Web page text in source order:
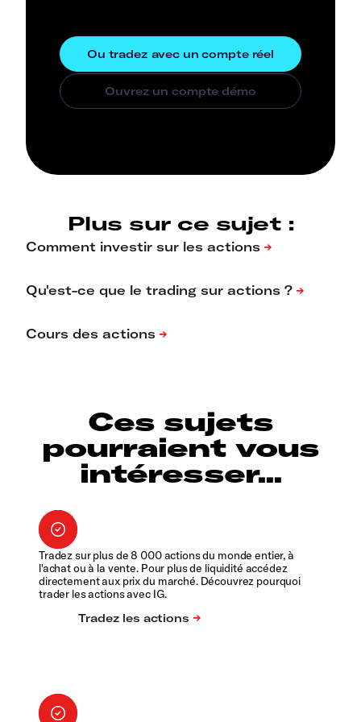
Plus sur ce sujet :
Ces sujets
pourraient vous
intéresser...
Tradez sur plus de 8 000 actions du monde entier, à
l'achat ou à la vente. Pour plus de liquidité accédez
directement aux prix du marché. Découvrez pourquoi
trader les actions avec IG.